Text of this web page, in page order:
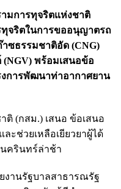
มการทุจริตแห่งชาติ
ทุจริตในการขออนุญาตรถ
ซธรรมชาติอัด (CNG)
พร้อมเสนอข้อ
การพัฒนาท่าอากาศยาน
(กสม.) เสนอ ข้อเสนอ
ช่วยเหลือเยียวยาผู้ได้
ครินทร์ล่าช้า
งานรัฐบาลสาธารณรัฐ